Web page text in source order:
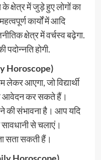
के क्षेत्र में जुड़े हुए लोगों का
कार्यों में आदि
क्षेत्र में वर्चस्व बढ़ेगा.
पदोन्नति होगी.
Horoscope)
आएगा, जो विद्यार्थी
आवेदन कर सकते हैं।
की संभावना है। आप यदि
से चलाएं।
सता सकती हैं।